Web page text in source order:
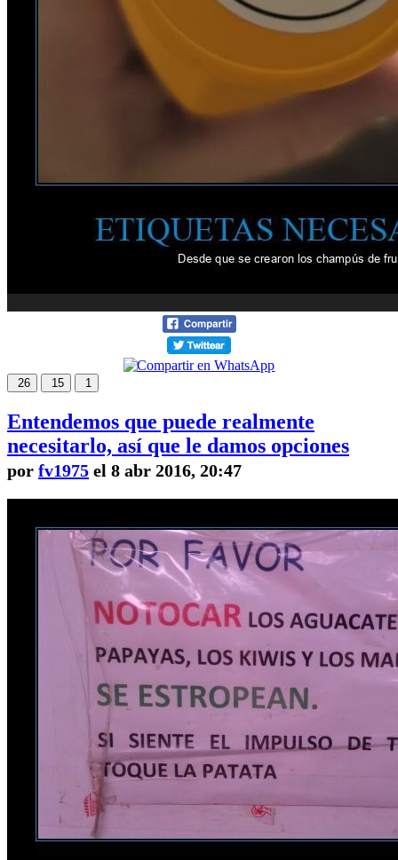
26 15 1
Entendemos que puede realmente
necesitarlo, así que le damos opciones
por fv1975 el 8 abr 2016, 20:47